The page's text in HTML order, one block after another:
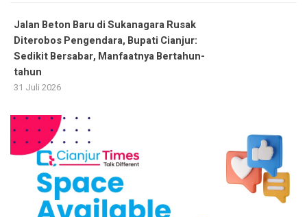
Jalan Beton Baru di Sukanagara Rusak
Diterobos Pengendara, Bupati Cianjur:
Sedikit Bersabar, Manfaatnya Bertahun-
tahun
31 Juli 2026